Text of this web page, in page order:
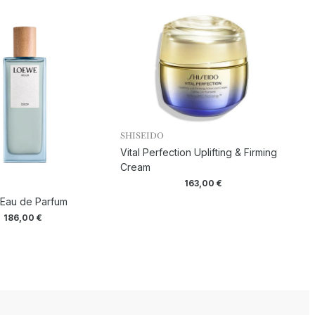
de Parfum
186,00€
SHISEIDO
Vital Perfection Uplifting & Firming
Cream
163,00€